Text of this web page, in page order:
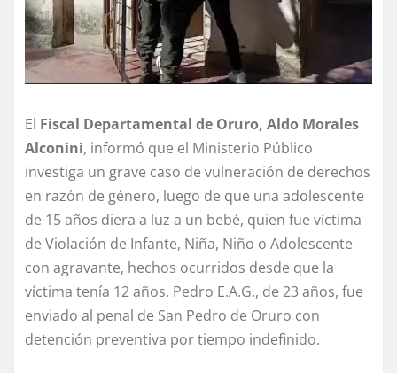
El Fiscal Departamental de Oruro, Aldo Morales
Alconini, informó que el Ministerio Público
investiga un grave caso de vulneración de derechos
en razón de género, luego de que una adolescente
de 15 años diera a luz a un bebé, quien fue víctima
de Violación de Infante, Niña, Niño o Adolescente
con agravante, hechos ocurridos desde que la
víctima tenía 12 años. Pedro E.A.G., de 23 años, fue
enviado al penal de San Pedro de Oruro con
detención preventiva por tiempo indefinido.